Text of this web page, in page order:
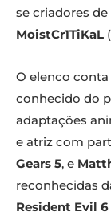
se criadores
MoistCr1TiKaL (
O elenco
conhecido do
adaptações
e atriz com
Gears 5, e
reconhecidas
Resident Evil 6